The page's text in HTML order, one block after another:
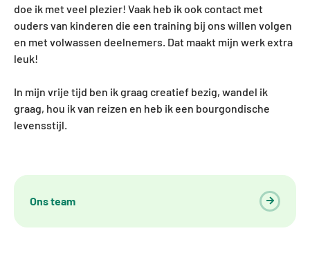
doe ik met veel plezier! Vaak heb ik ook contact met
ouders van kinderen die een training bij ons willen volgen
en met volwassen deelnemers. Dat maakt mijn werk extra
leuk!
In mijn vrije tijd ben ik graag creatief bezig, wandel ik
graag, hou ik van reizen en heb ik een bourgondische
levensstijl.
Ons team